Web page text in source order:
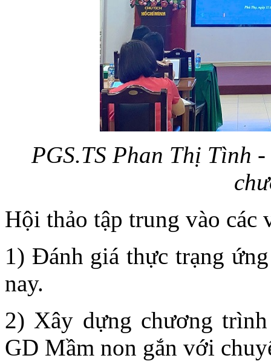
PGS.TS Phan Thị Tình
Hội thảo tập trung vào các
1) Đánh giá thực trạng
nay.
2) Xây dựng chương
GD Mầm non gắn với